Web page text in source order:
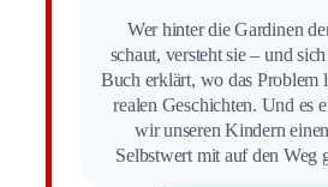
Wer hinter die Gardinen
schaut, versteht sie – und
Buch erklärt, wo das Problem
realen Geschichten. Und es
wir unseren Kindern
Selbstwert mit auf den Weg